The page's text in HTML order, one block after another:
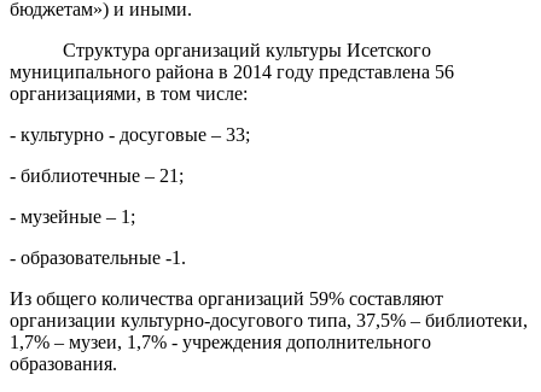
бюджетам») и иными.
Структура организаций культуры Исетского
муниципального района в 2014 году представлена 56
организациями, в том числе:
- культурно - досуговые – 33;
- библиотечные – 21;
- музейные – 1;
- образовательные -1.
Из общего количества организаций 59% составляют
организации культурно-досугового типа, 37,5% – библиотеки,
1,7% – музеи, 1,7% - учреждения дополнительного
образования.